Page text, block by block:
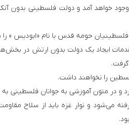
خواهد آمد و دولت فلسطینی بدون
حومه قدس با نام «ابودیس » را
گرفت.
را نخواهند داشت.
و در متون آموزشی به جوانان فلسطینی
می‌شود و نوار غزه باید از سلاح